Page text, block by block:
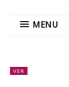
MENU
VER